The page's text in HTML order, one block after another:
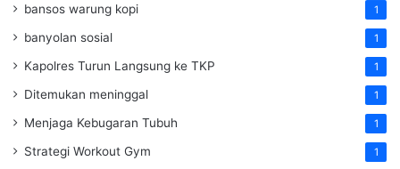
bansos warung kopi 1
banyolan sosial 1
Kapolres Turun Langsung ke TKP 1
Ditemukan meninggal 1
Menjaga Kebugaran Tubuh 1
Strategi Workout Gym 1